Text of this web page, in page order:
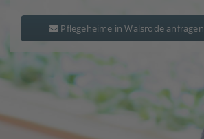
Pflegeheime in Walsrode anfragen